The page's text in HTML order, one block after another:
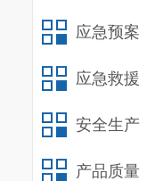
应急预案
应急救援
安全生产
产品质量